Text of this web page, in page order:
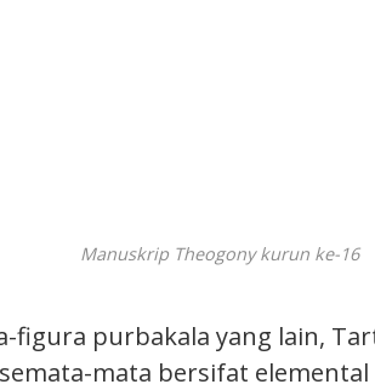
Manuskrip Theogony kurun ke-16
figura purbakala yang lain,
mata bersifat